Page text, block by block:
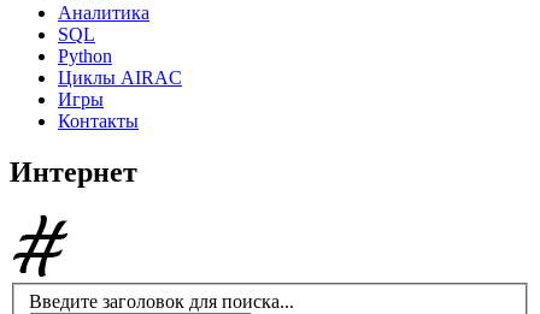
Аналитика
SQL
Python
Циклы AIRAC
Игры
Контакты
Интернет
Введите заголовок для поиска...